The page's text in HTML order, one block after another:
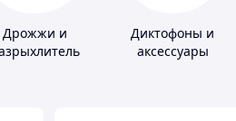
Дрожжи и
Диктофоны и
аксессуары